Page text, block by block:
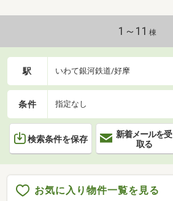
1～11 棟
駅 いわて銀河鉄道/好摩
条件 指定なし
検索条件を保存
新着メールを受
取る
お気に入り物件一覧を見る